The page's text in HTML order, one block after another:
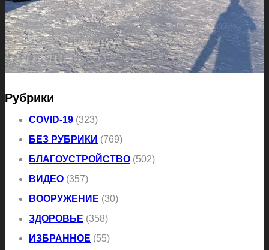
Рубрики
COVID-19 (323)
БЕЗ РУБРИКИ (769)
БЛАГОУСТРОЙСТВО (502)
ВИДЕО (357)
ВООРУЖЕНИЕ (30)
ЗДОРОВЬЕ (358)
ИЗБРАННОЕ (55)